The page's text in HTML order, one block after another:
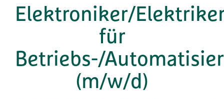
Elektroniker/
für
Betriebs-/
(m/w/d)